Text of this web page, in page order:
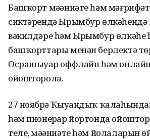
Башҡорт мәҙәниәте һәм
сиктәрендә Ырымбур
вәкилдәре һәм Ырымбур
башҡорттары менән берлектә
Осрашыуҙар оффлайн һәм
ойошторола.
27 ноябрҙә Ҡыуандыҡ
һәм пионерҙар йортонда
теле, мәҙәниәте һәм йолаларын